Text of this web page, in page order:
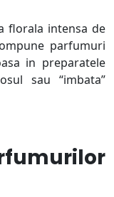
florala intensa de
parfumuri
in preparatele
sau “imbata”